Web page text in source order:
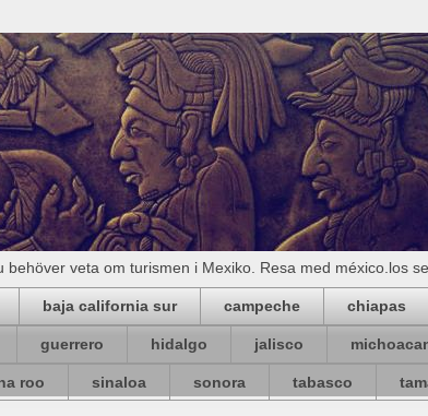
behöver veta om turismen i Mexiko. Resa med méxico.los
baja california sur campeche chiapas
guerrero hidalgo jalisco
roo sinaloa sonora tabasco